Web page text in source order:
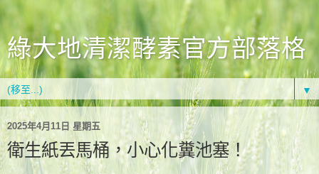
綠大地清潔酵素官方部落格
▼
2025年4月11日 星期五
衛生紙丟馬桶，小心化糞池塞！